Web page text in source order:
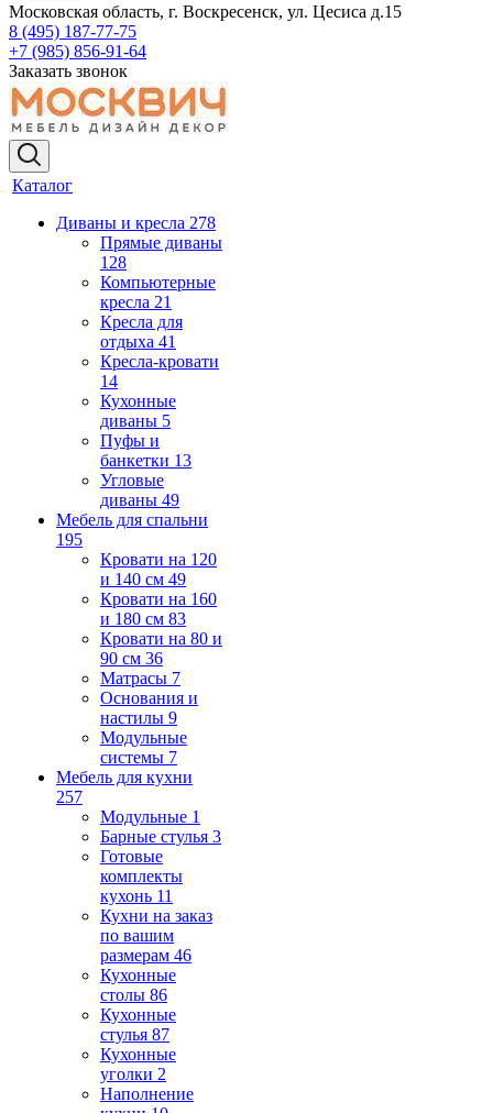
Московская область, г. Воскресенск, ул. Цесиса д.15
8 (495) 187-77-75
+7 (985) 856-91-64
Заказать звонок
Каталог
Диваны и кресла 278
Прямые диваны
128
Компьютерные
кресла 21
Кресла для
отдыха 41
Кресла-кровати
14
Кухонные
диваны 5
Пуфы и
банкетки 13
Угловые
диваны 49
Мебель для спальни
195
Кровати на 120
и 140 см 49
Кровати на 160
и 180 см 83
Кровати на 80 и
90 см 36
Матрасы 7
Основания и
настилы 9
Модульные
системы 7
Мебель для кухни
257
Модульные 1
Барные стулья 3
Готовые
комплекты
кухонь 11
Кухни на заказ
по вашим
размерам 46
Кухонные
столы 86
Кухонные
стулья 87
Кухонные
уголки 2
Наполнение